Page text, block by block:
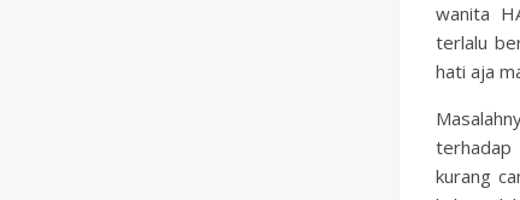
wanita
terlalu
hati aja
terhadap
kurang